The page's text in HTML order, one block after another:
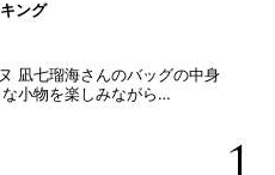
ング
凪七瑠海さんのバッグの中身
小物を楽しみながら…